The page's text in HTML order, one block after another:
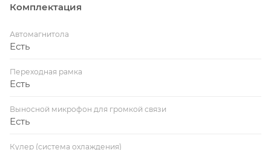
Комплектация
Автомагнитола
Есть
Переходная рамка
Есть
Выносной микрофон для громкой связи
Есть
Кулер (система охлаждения)